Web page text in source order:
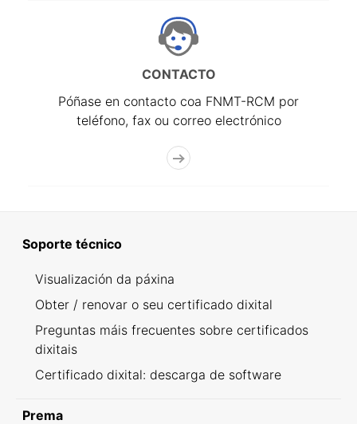
CONTACTO
Póñase en contacto coa FNMT-RCM por
teléfono, fax ou correo electrónico
Soporte técnico
Visualización da páxina
Obter / renovar o seu certificado dixital
Preguntas máis frecuentes sobre certificados
dixitais
Certificado dixital: descarga de software
Prema